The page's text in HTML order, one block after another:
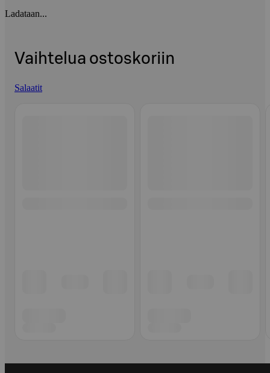
Ladataan...
Vaihtelua ostoskoriin
Salaatit